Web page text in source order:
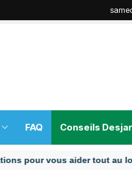
FAQ Conseils
vous aider tout au long